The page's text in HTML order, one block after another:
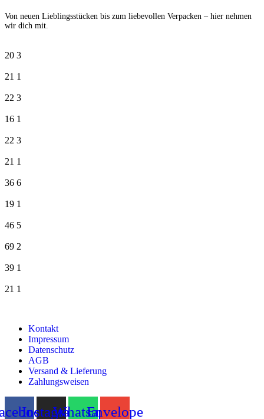
Von neuen Lieblingsstücken bis zum liebevollen Verpacken – hier nehmen
wir dich mit.
20 3
21 1
22 3
16 1
22 3
21 1
36 6
19 1
46 5
69 2
39 1
21 1
Kontakt
Impressum
Datenschutz
AGB
Versand & Lieferung
Zahlungsweisen
InstagramWhatsappEnvelope